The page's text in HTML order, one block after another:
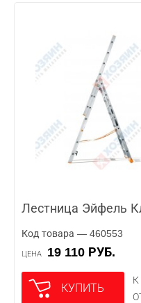
Лестница Эйфель
Код товара — 460553
ЦЕНА 19 110 РУБ.
КУПИТЬ